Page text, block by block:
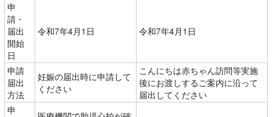
申
請・
届出
開始
日
令和7年4月1日 令和7年4月1日
申請
届出
方法
妊娠の届出時に申請して
ください
こんにちは赤ちゃん訪問等実施
後にお渡しするご案内に沿って
届出してください
申